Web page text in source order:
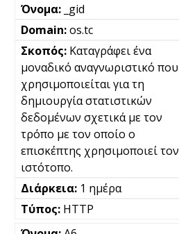
_gid
os.tc
Καταγράφει ένα
μοναδικό αναγνωριστικό που
χρησιμοποιείται για τη
δημιουργία στατιστικών
δεδομένων σχετικά με τον
τρόπο με τον οποίο ο
επισκέπτης χρησιμοποιεί τον
ιστότοπο.
1 ημέρα
HTTP